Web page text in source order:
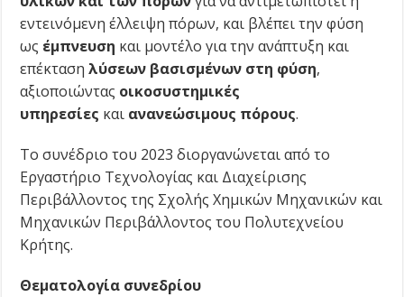
εντεινόμενη έλλειψη πόρων, και βλέπει την φύση
ως έμπνευση και μοντέλο για την ανάπτυξη και
επέκτασηλύσεων βασισμένων στη φύση,
αξιοποιώντας οικοσυστημικές
υπηρεσίες και ανανεώσιμους πόρους.
Το συνέδριο του 2023 διοργανώνεται από το
Εργαστήριο Τεχνολογίας και Διαχείρισης
Περιβάλλοντος της Σχολής Χημικών Μηχανικών και
Μηχανικών Περιβάλλοντος του Πολυτεχνείου
Κρήτης.
Θεματολογία συνεδρίου